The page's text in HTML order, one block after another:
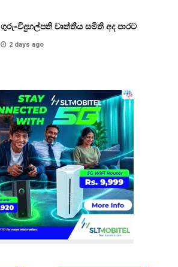
ගුරු-විදුහල්පති වෘත්තීය සමිති අද පාරට
2 days ago